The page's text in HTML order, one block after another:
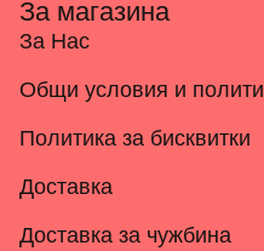
За магазина
За Нас
Общи условия и
Политика за бисквитки
Доставка
Доставка за чужбина